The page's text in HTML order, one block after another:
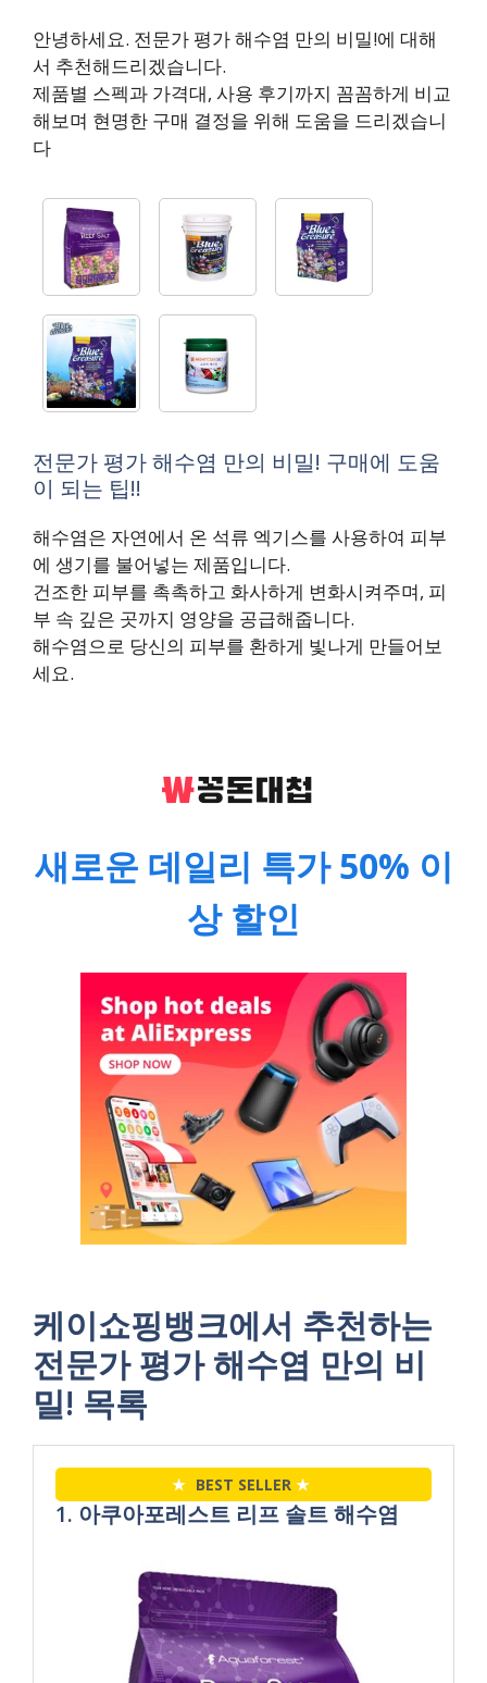
안녕하세요. 전문가 평가 해수염 만의 비밀!에 대해
서 추천해드리겠습니다.
제품별 스펙과 가격대, 사용 후기까지 꼼꼼하게 비교
해보며 현명한 구매 결정을 위해 도움을 드리겠습니
다
전문가 평가 해수염 만의 비밀! 구매에 도움
이 되는 팁!!
해수염은 자연에서 온 석류 엑기스를 사용하여 피부
에 생기를 불어넣는 제품입니다.
건조한 피부를 촉촉하고 화사하게 변화시켜주며, 피
부 속 깊은 곳까지 영양을 공급해줍니다.
해수염으로 당신의 피부를 환하게 빛나게 만들어보
세요.
새로운 데일리 특가 50% 이
상 할인
케이쇼핑뱅크에서 추천하는
전문가 평가 해수염 만의 비
밀! 목록
★ BEST SELLER ★
1. 아쿠아포레스트 리프 솔트 해수염